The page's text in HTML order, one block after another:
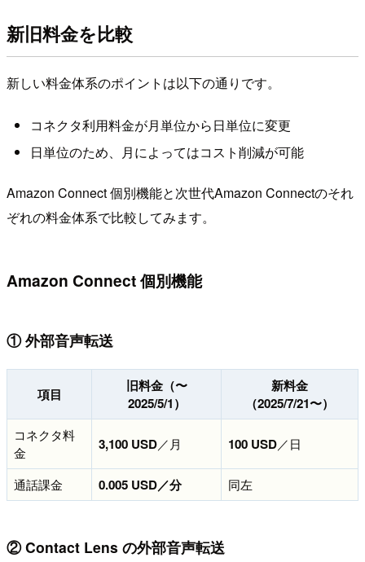
新旧料金を比較
新しい料金体系のポイントは以下の通りです。
コネクタ利用料金が月単位から日単位に変更
日単位のため、月によってはコスト削減が可能
Amazon Connect 個別機能と次世代Amazon Connectのそれ
ぞれの料金体系で比較してみます。
Amazon Connect 個別機能
① 外部音声転送
項目
旧料金（〜
2025/5/1）
新料金
（2025/7/21〜）
コネクタ料
金
3,100 USD／月 100 USD／日
通話課金 0.005 USD／分 同左
② Contact Lens の外部音声転送